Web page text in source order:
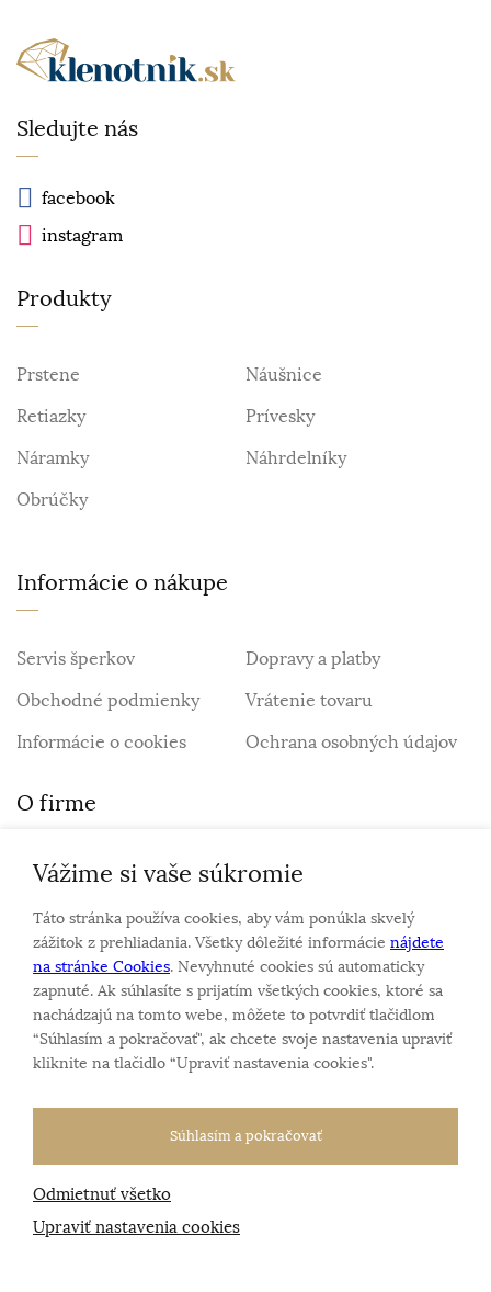
Sledujte nás
facebook
instagram
Produkty
Prstene
Náušnice
Retiazky
Prívesky
Náramky
Náhrdelníky
Obrúčky
Informácie o nákupe
Servis šperkov
Dopravy a platby
Obchodné podmienky
Vrátenie tovaru
Informácie o cookies
Ochrana osobných údajov
O firme
Personalizovaný šperk
O nás
Kontakt
Sme rodinná firma a zameriavame sa na predaj hodiniek
a šperkov od roku 1994.
Pozrite sa na naše ďaľšie web stránky.
Všetky práva vyhradené
Tvorba e-shopovodBlueweb s.r.o.
Vážime si vaše súkromie
Táto stránka používa cookies, aby vám ponúkla skvelý
zážitok z prehliadania. Všetky dôležité informácie nájdete
na stránke Cookies. Nevyhnuté cookies sú automaticky
zapnuté. Ak súhlasíte s prijatím všetkých cookies, ktoré sa
nachádzajú na tomto webe, môžete to potvrdiť tlačidlom
“Súhlasím a pokračovať", ak chcete svoje nastavenia upraviť
kliknite na tlačidlo “Upraviť nastavenia cookies".
Súhlasím a pokračovať
Odmietnuť všetko
Upraviť nastavenia cookies